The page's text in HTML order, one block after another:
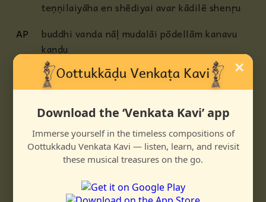
teṇṇilaiyāha en shēdiyai avar kādilē shenṛu
AP
buddhi vanda nāḷ mudalāi pōdellām kanavu
kaṇḍu
natti bhoomikkum bhāramāi nāḷum
vāzhinṛēn enṛu kādil
uṛikoṇḍa veṇṇaikkum oodum kuzhalishaikkum
uḷḷam paṛipōnāl bākki ēdenṛu shollikkādil
azhaittuppōnān akrooran āṛudal shonnān
uddhavan
pizhaittuppōnāl inimēl pēcchenna
pēcchenṛu
×
Download the ‘Venkata Kavi’ app
Immerse yourself in the timeless compositions of
Oottukkadu Venkata Kavi — listen, learn, and revisit
these musical treasures on the go.